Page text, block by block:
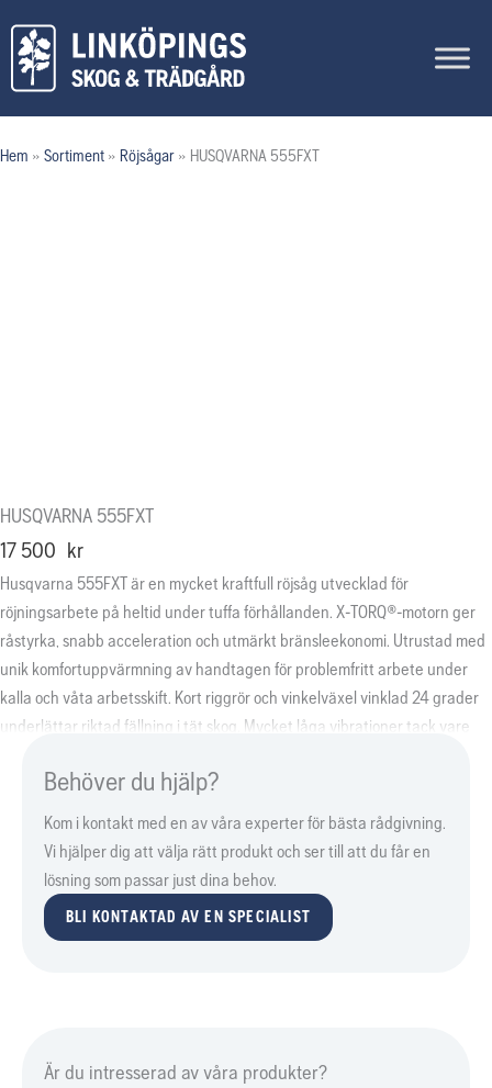
innehåll
Hem » Sortiment » Röjsågar » HUSQVARNA 555FXT
HUSQVARNA 555FXT
17 500 kr
Husqvarna 555FXT är en mycket kraftfull röjsåg utvecklad för
röjningsarbete på heltid under tuffa förhållanden. X-TORQ®-motorn ger
råstyrka, snabb acceleration och utmärkt bränsleekonomi. Utrustad med
unik komfortuppvärmning av handtagen för problemfritt arbete under
kalla och våta arbetsskift. Kort riggrör och vinkelväxel vinklad 24 grader
underlättar riktad fällning i tät skog. Mycket låga vibrationer tack vare
Behöver du hjälp?
Kom i kontakt med en av våra experter för bästa rådgivning.
Vi hjälper dig att välja rätt produkt och ser till att du får en
lösning som passar just dina behov.
BLI KONTAKTAD AV EN SPECIALIST
Är du intresserad av våra produkter?